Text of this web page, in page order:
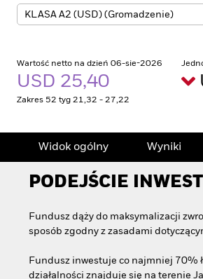
Wartość netto na dzień 06-sie-2026
USD 25,40
Zakres 52 tyg 21,32 - 27,22
Widok ogólny Wyniki
PODEJŚCIE
Fundusz dąży do maksymalizacji
sposób zgodny z zasadami
Fundusz inwestuje co najmniej 70%
działalności znajduje się na terenie